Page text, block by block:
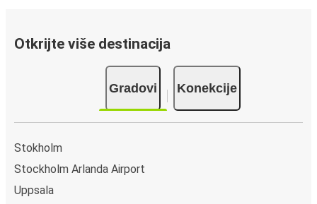
Otkrijte više destinacija
Gradovi Konekcije
Stokholm
Stockholm Arlanda Airport
Uppsala